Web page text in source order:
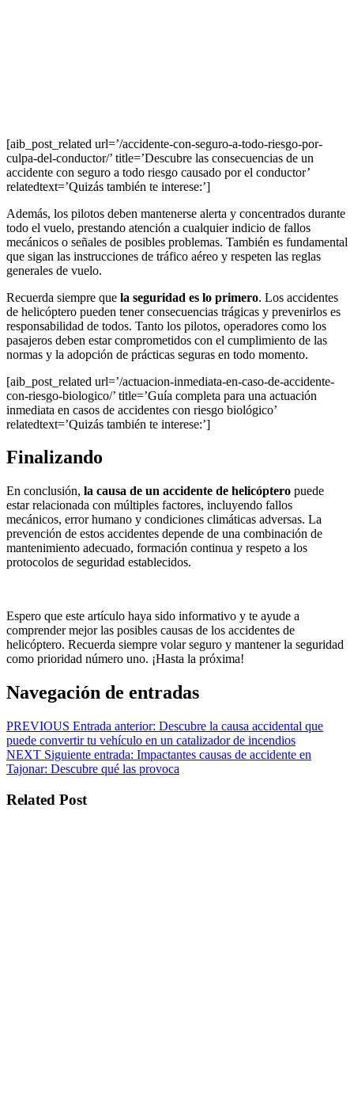
[aib_post_related url=’/accidente-con-seguro-a-todo-riesgo-por-
culpa-del-conductor/’ title=’Descubre las consecuencias de un
accidente con seguro a todo riesgo causado por el conductor’
relatedtext=’Quizás también te interese:’]
Además, los pilotos deben mantenerse alerta y concentrados durante
todo el vuelo, prestando atención a cualquier indicio de fallos
mecánicos o señales de posibles problemas. También es fundamental
que sigan las instrucciones de tráfico aéreo y respeten las reglas
generales de vuelo.
Recuerda siempre que la seguridad es lo primero. Los accidentes
de helicóptero pueden tener consecuencias trágicas y prevenirlos es
responsabilidad de todos. Tanto los pilotos, operadores como los
pasajeros deben estar comprometidos con el cumplimiento de las
normas y la adopción de prácticas seguras en todo momento.
[aib_post_related url=’/actuacion-inmediata-en-caso-de-accidente-
con-riesgo-biologico/’ title=’Guía completa para una actuación
inmediata en casos de accidentes con riesgo biológico’
relatedtext=’Quizás también te interese:’]
Finalizando
En conclusión, la causa de un accidente de helicóptero puede
estar relacionada con múltiples factores, incluyendo fallos
mecánicos, error humano y condiciones climáticas adversas. La
prevención de estos accidentes depende de una combinación de
mantenimiento adecuado, formación continua y respeto a los
protocolos de seguridad establecidos.
Espero que este artículo haya sido informativo y te ayude a
comprender mejor las posibles causas de los accidentes de
helicóptero. Recuerda siempre volar seguro y mantener la seguridad
como prioridad número uno. ¡Hasta la próxima!
Navegación de entradas
PREVIOUS Entrada anterior: Descubre la causa accidental que
puede convertir tu vehículo en un catalizador de incendios
NEXT Siguiente entrada: Impactantes causas de accidente en
Tajonar: Descubre qué las provoca
Related Post